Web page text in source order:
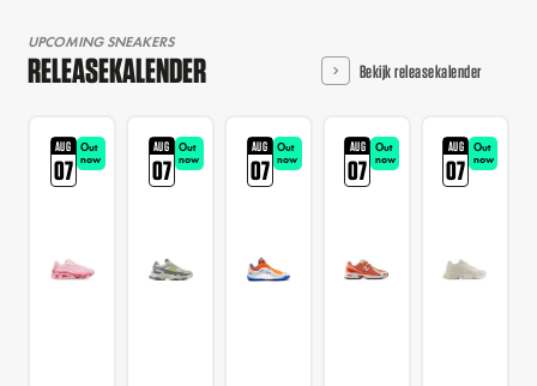
UPCOMING SNEAKERS
RELEASEKALENDER Bekijk releasekalender
AUG
07
Out
now
AUG
07
Out
now
AUG
07
Out
now
AUG
07
Out
now
AUG
07
Out
now